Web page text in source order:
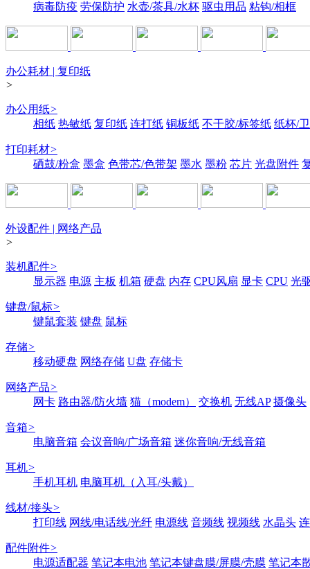
病毒防疫 劳保防护 水壶/茶具/水杯 驱虫用品 粘钩/相框
办公耗材 | 复印纸
>
办公用纸>
相纸 热敏纸 复印纸 连打纸 铜板纸 不干胶/标签纸 纸杯/
打印耗材>
硒鼓/粉盒 墨盒 色带芯/色带架 墨水 墨粉 芯片 光盘附件
外设配件 | 网络产品
>
装机配件>
显示器 电源 主板 机箱 硬盘 内存 CPU风扇 显卡 CPU 光
键盘/鼠标>
键鼠套装 键盘 鼠标
存储>
移动硬盘 网络存储 U盘 存储卡
网络产品>
网卡 路由器/防火墙 猫（modem） 交换机 无线AP 摄像头
音箱>
电脑音箱 会议音响/广场音箱 迷你音响/无线音箱
耳机>
手机耳机 电脑耳机（入耳/头戴）
线材/接头>
打印线 网线/电话线/光纤 电源线 音频线 视频线 水晶头
配件附件>
电源适配器 笔记本电池 笔记本键盘膜/屏膜/壳膜 笔记本